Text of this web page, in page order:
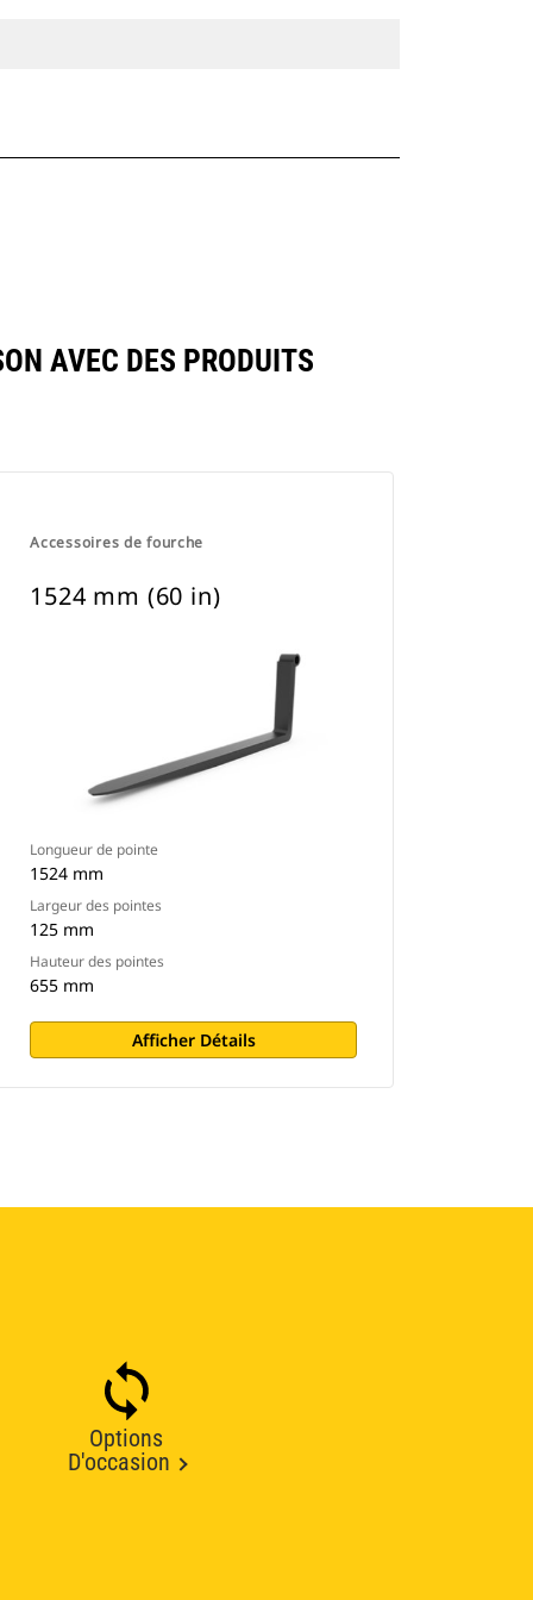
AVEC DES PRODUITS
Accessoires de fourche
1524 mm (60 in)
Longueur de pointe
1524 mm
Largeur des pointes
125 mm
Hauteur des pointes
655 mm
Afficher Détails
Options
D'occasion